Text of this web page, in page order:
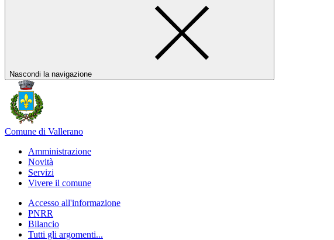
Nascondi la navigazione
Comune di Vallerano
Amministrazione
Novità
Servizi
Vivere il comune
Accesso all'informazione
PNRR
Bilancio
Tutti gli argomenti...